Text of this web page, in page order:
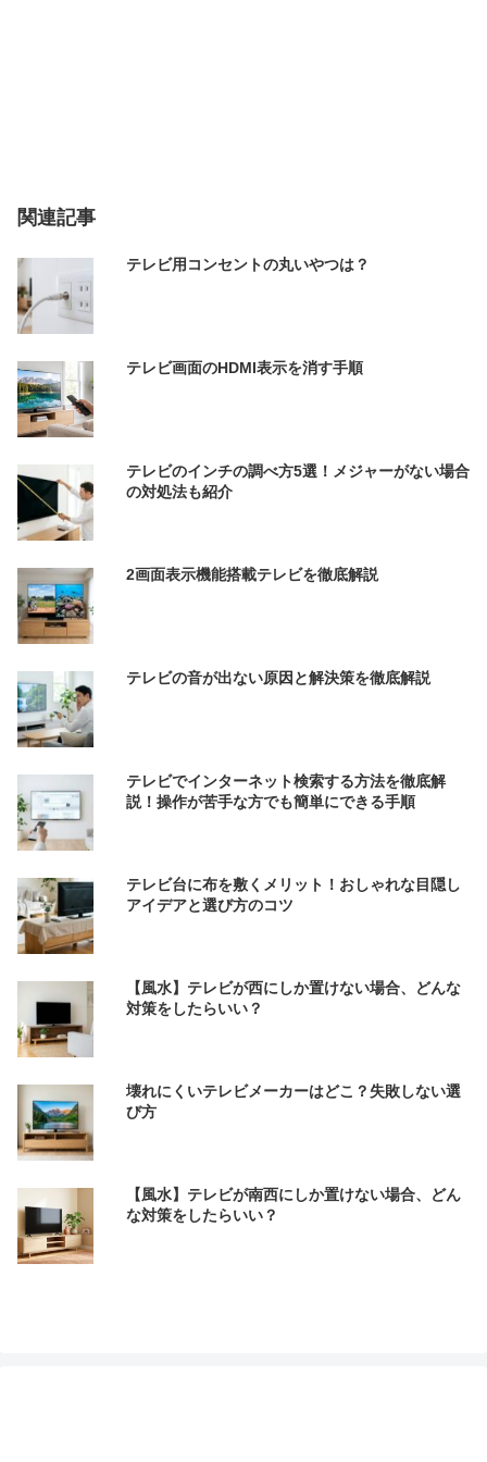
関連記事
テレビ用コンセントの丸いやつは？
テレビ画面のHDMI表示を消す手順
テレビのインチの調べ方5選！メジャーがない場合
の対処法も紹介
2画面表示機能搭載テレビを徹底解説
テレビの音が出ない原因と解決策を徹底解説
テレビでインターネット検索する方法を徹底解
説！操作が苦手な方でも簡単にできる手順
テレビ台に布を敷くメリット！おしゃれな目隠し
アイデアと選び方のコツ
【風水】テレビが西にしか置けない場合、どんな
対策をしたらいい？
壊れにくいテレビメーカーはどこ？失敗しない選
び方
【風水】テレビが南西にしか置けない場合、どん
な対策をしたらいい？